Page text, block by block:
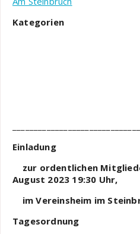
Kategorien
Einladung
zur ordentlichen
August 2023 19:30 Uhr,
im Vereinsheim im
Tagesordnung